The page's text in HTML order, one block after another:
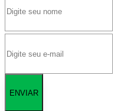
ENVIAR